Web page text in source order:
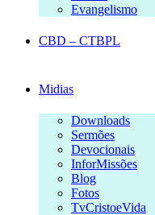
Evangelismo
CBD – CTBPL
Midias
Downloads
Sermões
Devocionais
InforMissões
Blog
Fotos
TvCristoeVida